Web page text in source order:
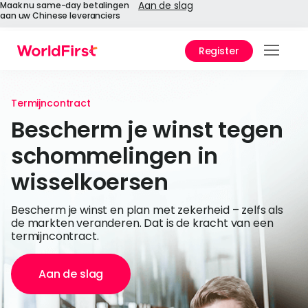
Maak nu same-day betalingen
aan uw Chinese leveranciers
Aan de slag
Register
Termijncontract
Bescherm je winst tegen
schommelingen in
wisselkoersen
Bescherm je winst en plan met zekerheid – zelfs als
de markten veranderen. Dat is de kracht van een
termijncontract.
Aan de slag